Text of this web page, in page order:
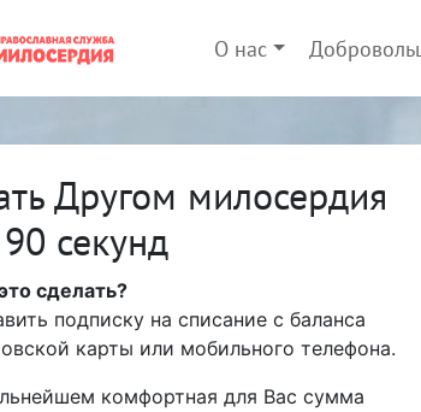
О нас
Другом милосердия
секунд
сделать?
подписку на списание с баланса
карты или мобильного телефона.
комфортная для Вас сумма